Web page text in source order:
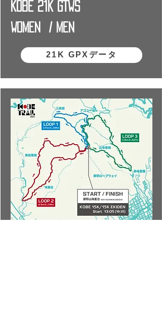
KOBE 21K GTWS
WOMen / Men
21K GPXデータ